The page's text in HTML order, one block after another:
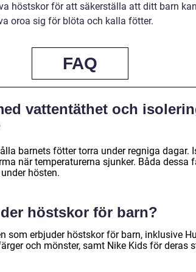
höstskor för att säkerställa att ditt barn
oroa sig för blöta och kalla fötter.
FAQ
vattentäthet och
barnets fötter torra under regniga dagar.
när temperaturerna sjunker. Båda dessa
hösten.
höstskor för barn?
som erbjuder höstskor för barn, inklusive
och mönster, samt Nike Kids för deras